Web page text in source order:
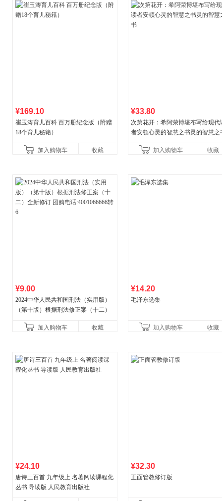
¥169.10
崔玉涛育儿百科 百万册纪念版（附赠
18个育儿秘籍）
加入购物车 收藏
¥33.80
次第花开：希阿荣博堪布写给现代
者安顿心灵的智慧之书灵的智慧之
加入购物车 收藏
¥9.00
2024中华人民共和国刑法（实用版）
（第十版）根据刑法修正案（十二）
加入购物车
收藏
¥14.20
毛泽东选集
加入购物车 收藏
¥24.10
唐诗三百首 九年级上 名著阅读课程化
丛书 导读版 人民教育出版社
¥32.30
正面管教修订版